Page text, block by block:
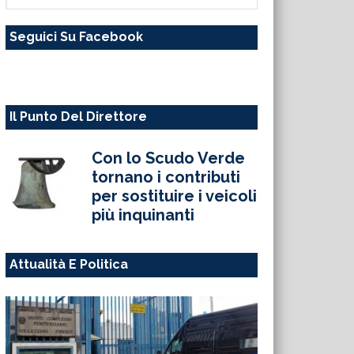
sito
Seguici Su Facebook
Il Punto Del Direttore
Con lo Scudo Verde
tornano i contributi
per sostituire i veicoli
più inquinanti
Attualità E Politica